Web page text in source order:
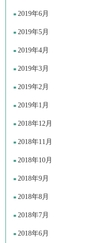
2019年6月
2019年5月
2019年4月
2019年3月
2019年2月
2019年1月
2018年12月
2018年11月
2018年10月
2018年9月
2018年8月
2018年7月
2018年6月